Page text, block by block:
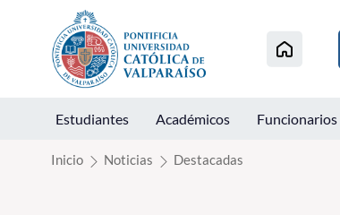
Click acá para ir directamente al contenido
Estudiantes Académicos Funcionarios
Inicio Noticias Destacadas